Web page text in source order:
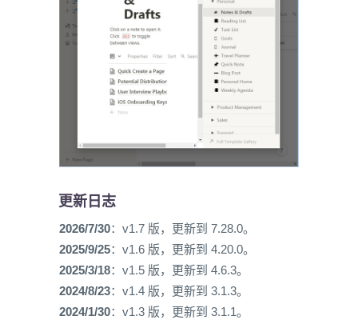
更新日志
2026/7/30：v1.7 版，更新到 7.28.0。
2025/9/25：v1.6 版，更新到 4.20.0。
2025/3/18：v1.5 版，更新到 4.6.3。
2024/8/23：v1.4 版，更新到 3.1.3。
2024/1/30：v1.3 版，更新到 3.1.1。